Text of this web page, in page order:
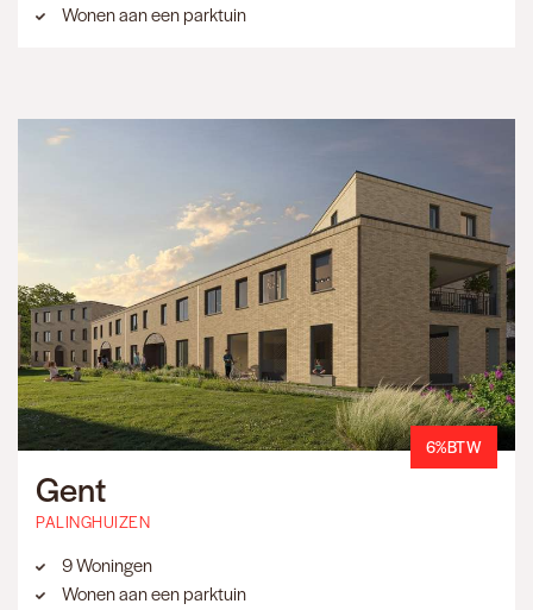
Wonen aan een parktuin
6%BTW
Gent
PALINGHUIZEN
9 Woningen
Wonen aan een parktuin